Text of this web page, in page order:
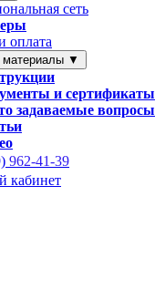
сеть
оплата
материалы ▼
и сертификаты
задаваемые вопросы
962-41-39
кабинет